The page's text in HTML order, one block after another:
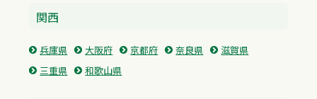
関西
兵庫県 大阪府 京都府 奈良県
滋賀県
三重県
和歌山県